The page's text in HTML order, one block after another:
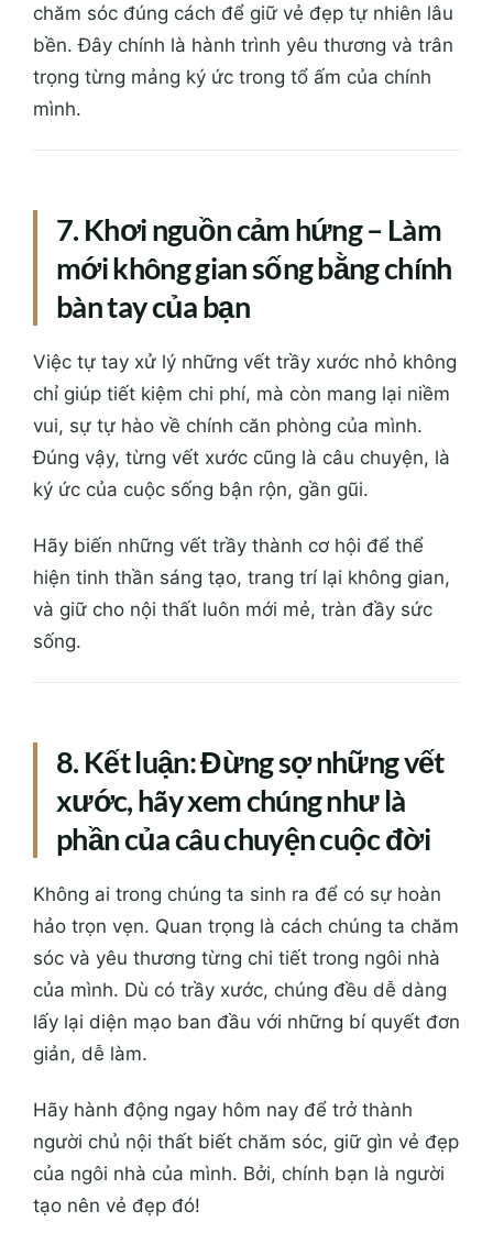
chăm sóc đúng cách để giữ vẻ đẹp tự nhiên lâu
bền. Đây chính là hành trình yêu thương và trân
trọng từng mảng ký ức trong tổ ấm của chính
mình.
7. Khơi nguồn cảm hứng – Làm
mới không gian sống bằng chính
bàn tay của bạn
Việc tự tay xử lý những vết trầy xước nhỏ không
chỉ giúp tiết kiệm chi phí, mà còn mang lại niềm
vui, sự tự hào về chính căn phòng của mình.
Đúng vậy, từng vết xước cũng là câu chuyện, là
ký ức của cuộc sống bận rộn, gần gũi.
Hãy biến những vết trầy thành cơ hội để thể
hiện tinh thần sáng tạo, trang trí lại không gian,
và giữ cho nội thất luôn mới mẻ, tràn đầy sức
sống.
8. Kết luận: Đừng sợ những vết
xước, hãy xem chúng như là
phần của câu chuyện cuộc đời
Không ai trong chúng ta sinh ra để có sự hoàn
hảo trọn vẹn. Quan trọng là cách chúng ta chăm
sóc và yêu thương từng chi tiết trong ngôi nhà
của mình. Dù có trầy xước, chúng đều dễ dàng
lấy lại diện mạo ban đầu với những bí quyết đơn
giản, dễ làm.
Hãy hành động ngay hôm nay để trở thành
người chủ nội thất biết chăm sóc, giữ gìn vẻ đẹp
của ngôi nhà của mình. Bởi, chính bạn là người
tạo nên vẻ đẹp đó!